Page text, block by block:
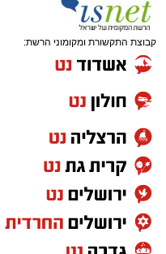
קבוצת התקשורת ומקומוני הרשת: